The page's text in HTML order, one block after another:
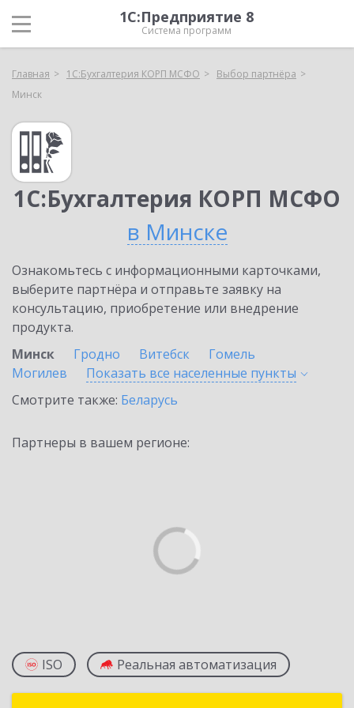
1С:Предприятие 8
Система программ
Главная 1С:Бухгалтерия КОРП МСФО
Выбор партнёра
Минск
1С:Бухгалтерия КОРП МСФО
в Минске
Ознакомьтесь с информационными карточками,
выберите партнёра и отправьте заявку на
консультацию, приобретение или внедрение
продукта.
Минск
Гродно Витебск
Гомель
Могилев
Показать все населенные пункты
Смотрите также: Беларусь
Партнеры в вашем регионе:
ISO Реальная автоматизация